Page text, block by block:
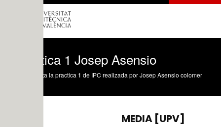
1 Josep Asensio
la practica 1 de IPC realizada por Josep Asensio colomer